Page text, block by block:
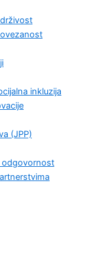
inkluzija
(JPP)
odgovornost